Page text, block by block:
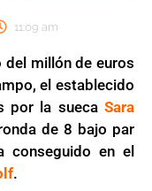
11:09 am
del millón de euros
el establecido
por la sueca Sara
de 8 bajo par
conseguido en el
.